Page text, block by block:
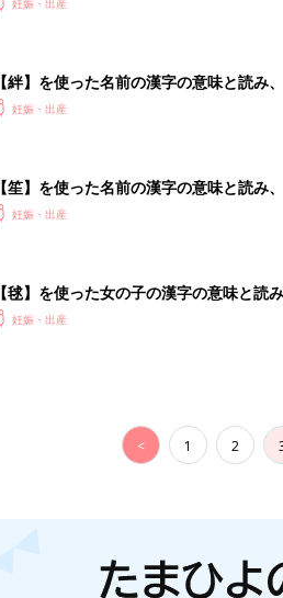
【絆】を使った名前の漢字の意味と読
妊娠・出産
【笙】を使った名前の漢字の意味と読
妊娠・出産
【毬】を使った女の子の漢字の意味と
妊娠・出産
< 1 2